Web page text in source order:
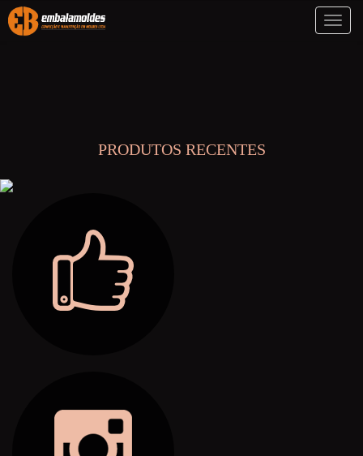
Toggle
PRODUTOS RECENTES